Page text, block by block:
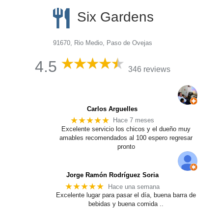
Six Gardens
91670, Rio Medio, Paso de Ovejas
4.5 346 reviews
Carlos Arguelles
★★★★★
Hace 7 meses
Excelente servicio los chicos y el dueño muy
amables recomendados al 100 espero regresar
pronto
Jorge Ramón Rodríguez Soria
★★★★★
Hace una semana
Excelente lugar para pasar el día, buena barra de
bebidas y buena comida ..